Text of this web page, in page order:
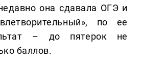
она сдавала ОГЭ и
по ее
– до пятерок не
баллов.